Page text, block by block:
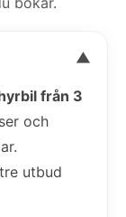
▼
från 3
och
utbud